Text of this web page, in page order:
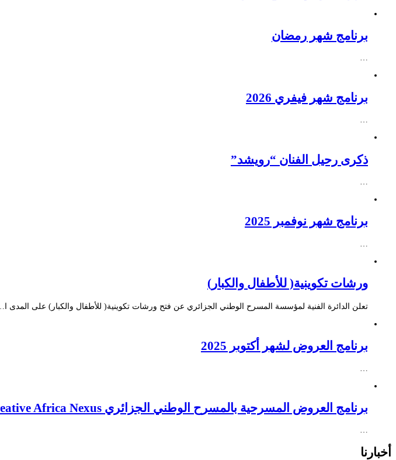
برنامج شهر رمضان
…
برنامج شهر فيفري 2026
…
ذكرى رحيل الفنان “رويشد”
…
برنامج شهر نوفمبر 2025
ورشات تكوينية( للأطفال والكبار)
تعلن الدائرة الفنية لمؤسسة المسرح الوطني الجزائري عن فتح ورشات تكوينية( للأطفال والكبار) على المدى ا…
برنامج العروض لشهر أكتوبر 2025
برنامج العروض المسرحية بالمسرح الوطني الجزائري CANEX – Creative Africa Nexus في إطار
…
أخبارنا